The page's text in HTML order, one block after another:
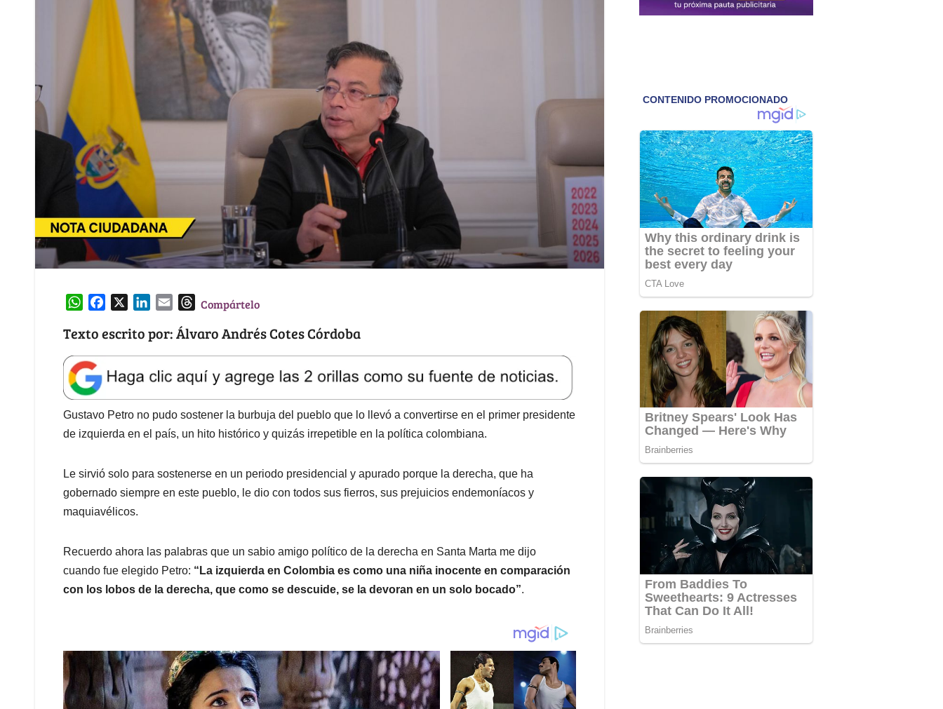
W
a
t
s
A
p
p
c
e
b
o
o
k
n
k
d
I
n
a
i
T
r
e
d
s
Compártelo
Texto escrito por: Álvaro Andrés Cotes Córdoba
Gustavo Petro no pudo sostener la burbuja del pueblo que lo llevó a convertirse en el primer presidente
de izquierda en el país, un hito histórico y quizás irrepetible en la política colombiana.
Le sirvió solo para sostenerse en un periodo presidencial y apurado porque la derecha, que ha
gobernado siempre en este pueblo, le dio con todos sus fierros, sus prejuicios endemoníacos y
maquiavélicos.
Recuerdo ahora las palabras que un sabio amigo político de la derecha en Santa Marta me dijo
cuando fue elegido Petro: “La izquierda en Colombia es como una niña inocente en comparación
con los lobos de la derecha, que como se descuide, se la devoran en un solo bocado”.